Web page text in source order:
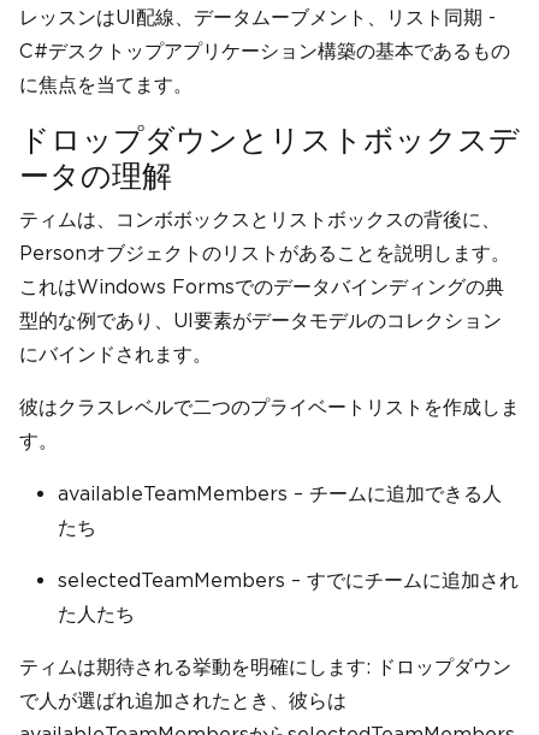
レッスンはUI配線、データムーブメント、リスト同期 -
C#デスクトップアプリケーション構築の基本であるもの
に焦点を当てます。
ドロップダウンとリストボックスデ
ータの理解
ティムは、コンボボックスとリストボックスの背後に、
Personオブジェクトのリストがあることを説明します。
これはWindows Formsでのデータバインディングの典
型的な例であり、UI要素がデータモデルのコレクション
にバインドされます。
彼はクラスレベルで二つのプライベートリストを作成しま
す。
availableTeamMembers – チームに追加できる人
たち
selectedTeamMembers – すでにチームに追加され
た人たち
ティムは期待される挙動を明確にします: ドロップダウン
で人が選ばれ追加されたとき、彼らは